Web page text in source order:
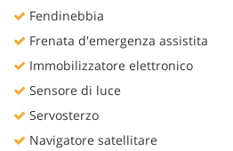
Fendinebbia
Frenata d'emergenza assistita
Immobilizzatore elettronico
Sensore di luce
Servosterzo
Navigatore satellitare